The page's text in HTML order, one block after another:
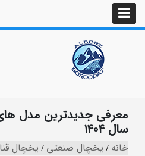
معرفی جدیدترین مدل‌
سال ۱۴۰۴
خانه یخچال صنعتی یخچال